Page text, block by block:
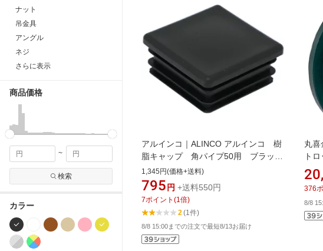
ナット
吊金具
アングル
ネジ
さらに表示
商品価格
~
検索
カラー
アルインコ｜ALINCO アルインコ 樹
脂キャップ 角パイプ50用 ブラッ
ク （2個入） AC312K2
1,345円(価格+送料)
795 円 +送料550円
7ポイント (1 倍)
2 (1件)
8/8 15:00までの注文で最短8/13お届け
丸喜
ト
376
8/8